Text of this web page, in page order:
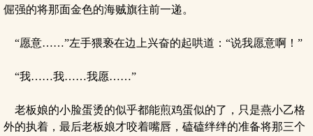
倔强的将那面金色的海贼旗往前一递。
“愿意……”左手猥亵在边上兴奋的起哄道：“说我愿意啊！”
“我……我……我愿……”
老板娘的小脸蛋烫的似乎都能煎鸡蛋似的了，只是燕小乙格
外的执着，最后老板娘才咬着嘴唇，磕磕绊绊的准备将那三个